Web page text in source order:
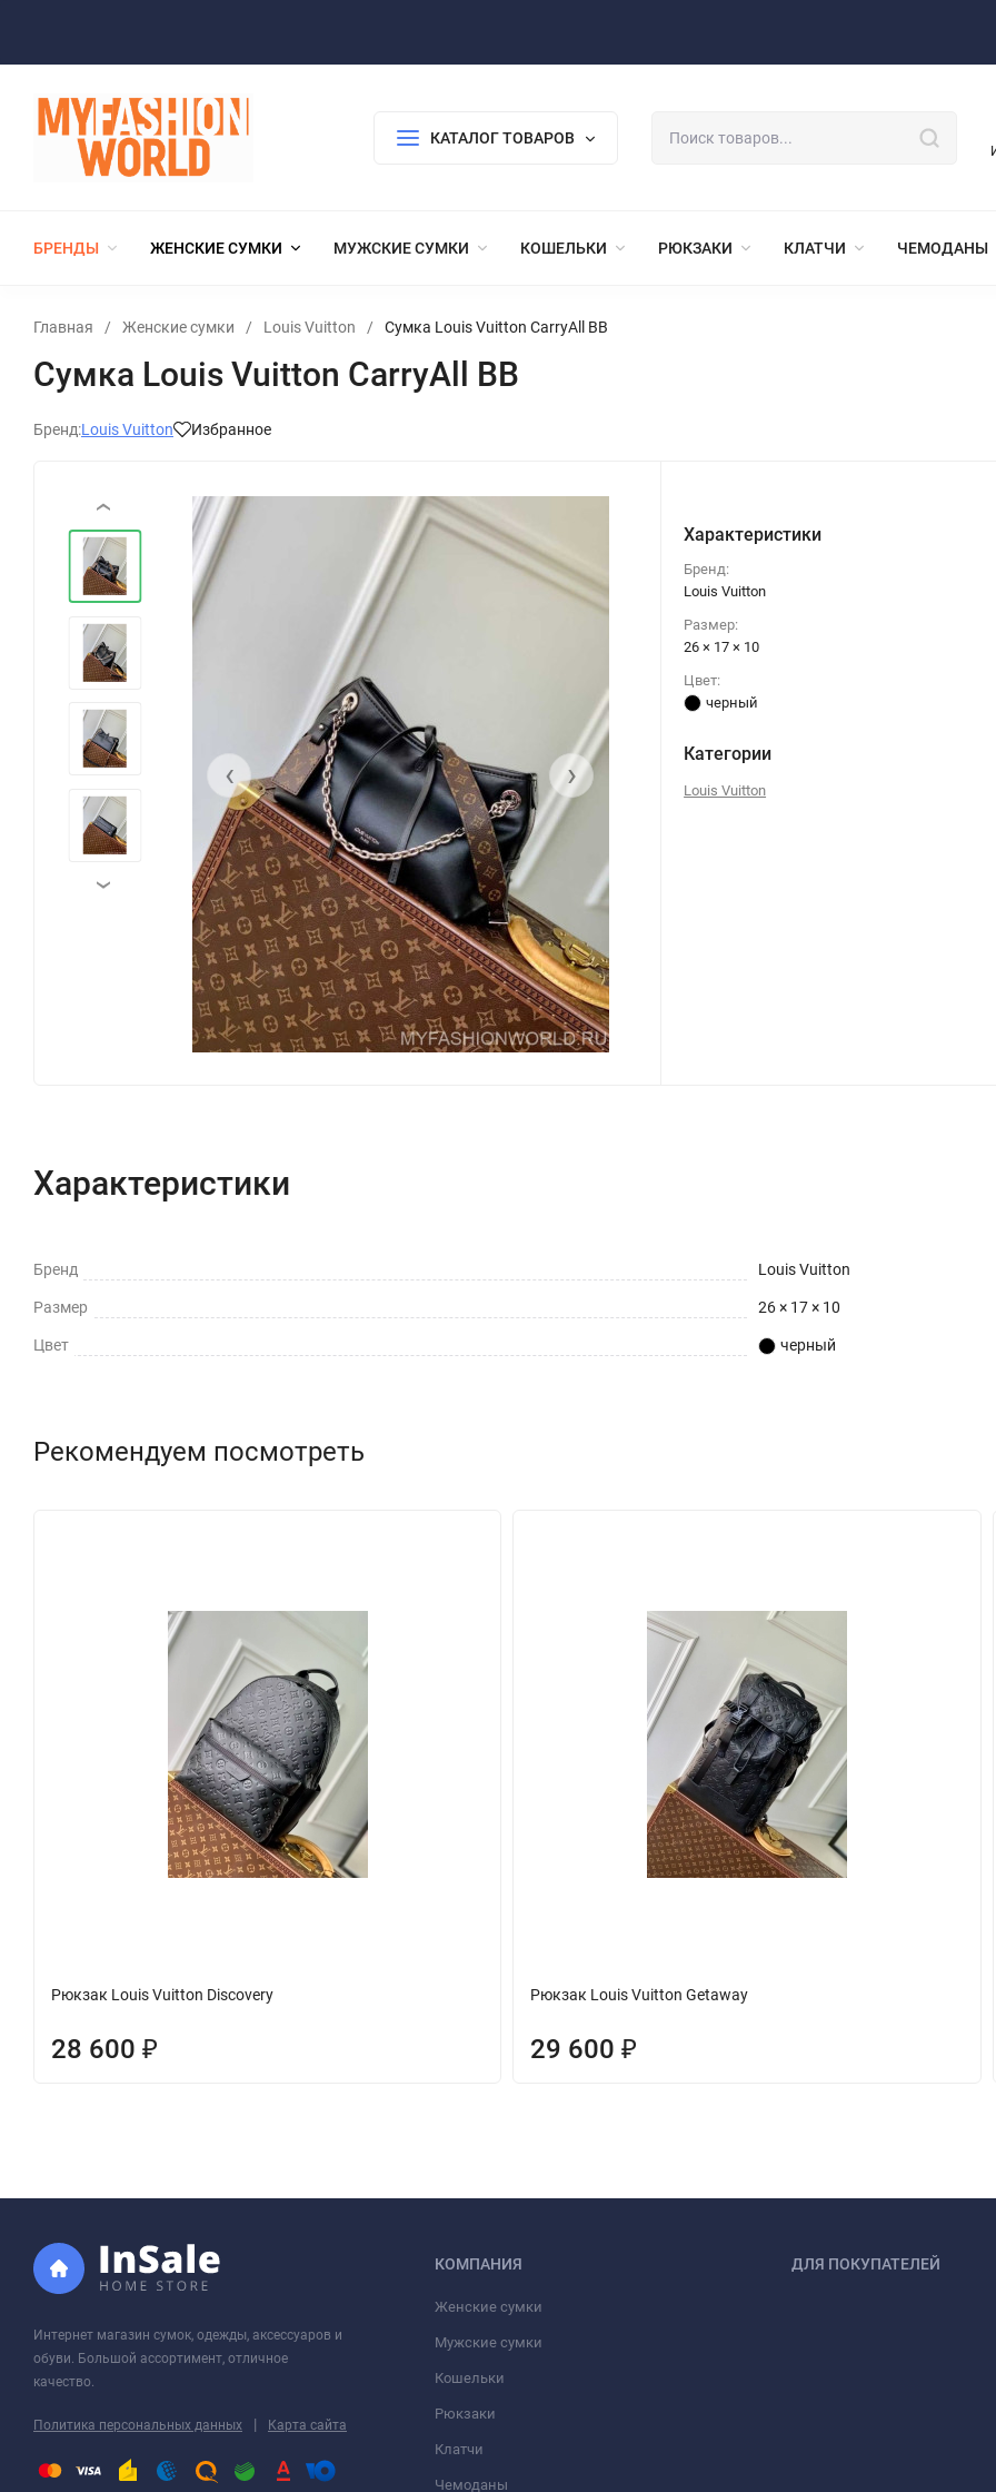
КАТАЛОГ ТОВАРОВ
БРЕНДЫ ЖЕНСКИЕ СУМКИ МУЖСКИЕ СУМКИ КОШЕЛЬКИ РЮКЗАКИ КЛАТЧИ ЧЕМОДАНЫ
Главная / Женские сумки / Louis Vuitton / Сумка Louis Vuitton CarryAll BB
Сумка Louis Vuitton CarryAll BB
Бренд:Louis Vuitton Избранное
‹ ›
‹
›
Характеристики
Бренд:
Louis Vuitton
Размер:
26 × 17 × 10
Цвет:
черный
Категории
Louis Vuitton
Характеристики
Бренд Louis Vuitton
Размер 26 × 17 × 10
Цвет черный
Рекомендуем посмотреть
Рюкзак Louis Vuitton Discovery
28 600 ₽
Рюкзак Louis Vuitton Getaway
29 600₽
Интернет магазин сумок, одежды, аксессуаров и
обуви. Большой ассортимент, отличное
качество.
Политика персональных данных | Карта сайта
КОМПАНИЯ
Женские сумки
Мужские сумки
Кошельки
Рюкзаки
Клатчи
Чемоданы
ДЛЯ ПОКУПАТЕЛЕЙ